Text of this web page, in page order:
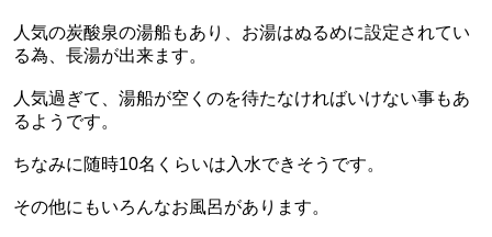
人気の炭酸泉の湯船もあり、お湯はぬるめに設定されてい
る為、長湯が出来ます。
人気過ぎて、湯船が空くのを待たなければいけない事もあ
るようです。
ちなみに随時10名くらいは入水できそうです。
その他にもいろんなお風呂があります。